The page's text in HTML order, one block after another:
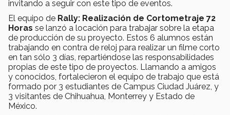
invitando a seguir con este tipo de eventos.
El equipo de Rally: Realización de Cortometraje 72
Horas se lanzó a locación para trabajar sobre la etapa
de producción de su proyecto. Estos 6 alumnos están
trabajando en contra de reloj para realizar un filme corto
en tan sólo 3 días, repartiéndose las responsabilidades
propias de este tipo de proyectos. Llamando a amigos
y conocidos, fortalecieron el equipo de trabajo que está
formado por 3 estudiantes de Campus Ciudad Juárez, y
3 visitantes de Chihuahua, Monterrey y Estado de
México.